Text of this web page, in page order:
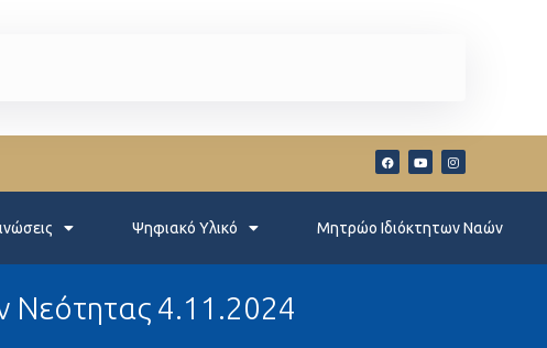
Ψηφιακό Υλικό Μητρώο Ιδιόκτητων Ναών
Νεότητας 4.11.2024